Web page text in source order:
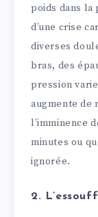
poids dans
d’une crise
diverses
bras, des
pression
augmente de
l’imminence
minutes ou
ignorée.
2.